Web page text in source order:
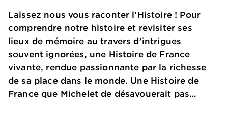
Laissez nous vous raconter l’Histoire ! Pour
comprendre notre histoire et revisiter ses
lieux de mémoire au travers d’intrigues
souvent ignorées, une Histoire de France
vivante, rendue passionnante par la richesse
de sa place dans le monde. Une Histoire de
France que Michelet de désavouerait pas…